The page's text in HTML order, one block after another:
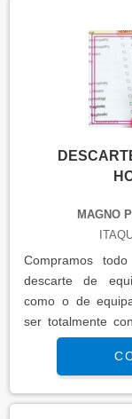
MAGNO
Compramos
descarte de
como o de
ser totalmente
de fontes de
são considerados
apresentam
quando